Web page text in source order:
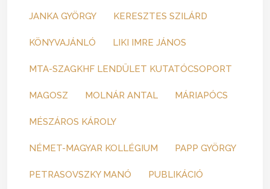
JANKA GYÖRGY KERESZTES SZILÁRD
KÖNYVAJÁNLÓ LIKI IMRE JÁNOS
MTA-SZAGKHF LENDÜLET KUTATÓCSOPORT
MAGOSZ MOLNÁR ANTAL MÁRIAPÓCS
MÉSZÁROS KÁROLY
NÉMET-MAGYAR KOLLÉGIUM PAPP GYÖRGY
PETRASOVSZKY MANÓ PUBLIKÁCIÓ